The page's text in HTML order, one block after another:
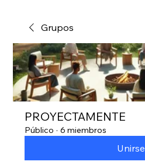
Grupos
PROYECTAMENTE
Público · 6 miembros
Unirse